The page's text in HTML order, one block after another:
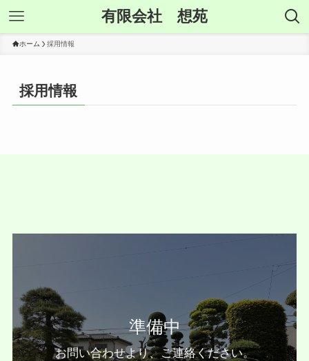
有限会社 想苑
ホーム 採用情報
採用情報
準備中
お問い合わせより、ご連絡ください。